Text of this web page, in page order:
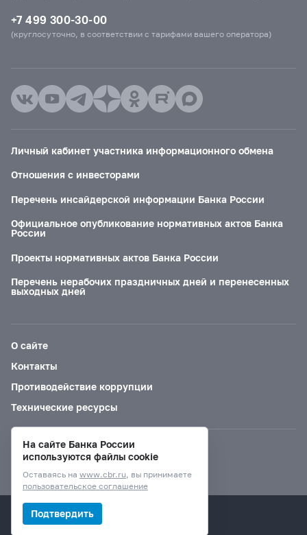
+7 499 300-30-00
(круглосуточно, в соответствии с тарифами вашего оператора)
Личный кабинет участника информационного обмена
Отношения с инвесторами
Перечень инсайдерской информации Банка России
Официальное опубликование нормативных актов Банка
России
Проекты нормативных актов Банка России
Перечень нерабочих праздничных дней и перенесенных
выходных дней
О сайте
Контакты
Противодействие коррупции
Технические ресурсы
Версия для слабовидящих
© Банк России, 2000–2026.
На сайте Банка России
используются файлы cookie
Оставаясь на www.cbr.ru, вы принимаете
пользовательское соглашение
Подтвердить